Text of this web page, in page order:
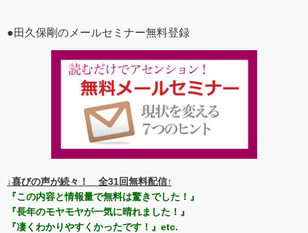
●田久保剛のメールセミナー無料登録
↓喜びの声が続々！ 全31回無料配信↑
『この内容と情報量で無料は驚きでした！』
『長年のモヤモヤが一気に晴れました！』
『凄くわかりやすくかったです！』etc.